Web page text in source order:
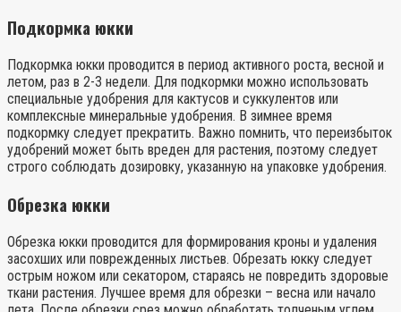
Подкормка юкки
Подкормка юкки проводится в период активного роста, весной и
летом, раз в 2-3 недели. Для подкормки можно использовать
специальные удобрения для кактусов и суккулентов или
комплексные минеральные удобрения. В зимнее время
подкормку следует прекратить. Важно помнить, что переизбыток
удобрений может быть вреден для растения, поэтому следует
строго соблюдать дозировку, указанную на упаковке удобрения.
Обрезка юкки
Обрезка юкки проводится для формирования кроны и удаления
засохших или поврежденных листьев. Обрезать юкку следует
острым ножом или секатором, стараясь не повредить здоровые
ткани растения. Лучшее время для обрезки – весна или начало